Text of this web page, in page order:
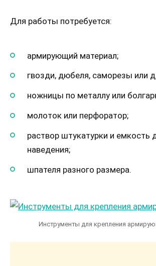
Для работы потребуется:
армирующий материал;
гвозди, дюбеля, саморезы или
ножницы по металлу или
молоток или перфоратор;
раствор штукатурки и емкость
наведения;
шпателя разного размера.
Инструменты для крепления